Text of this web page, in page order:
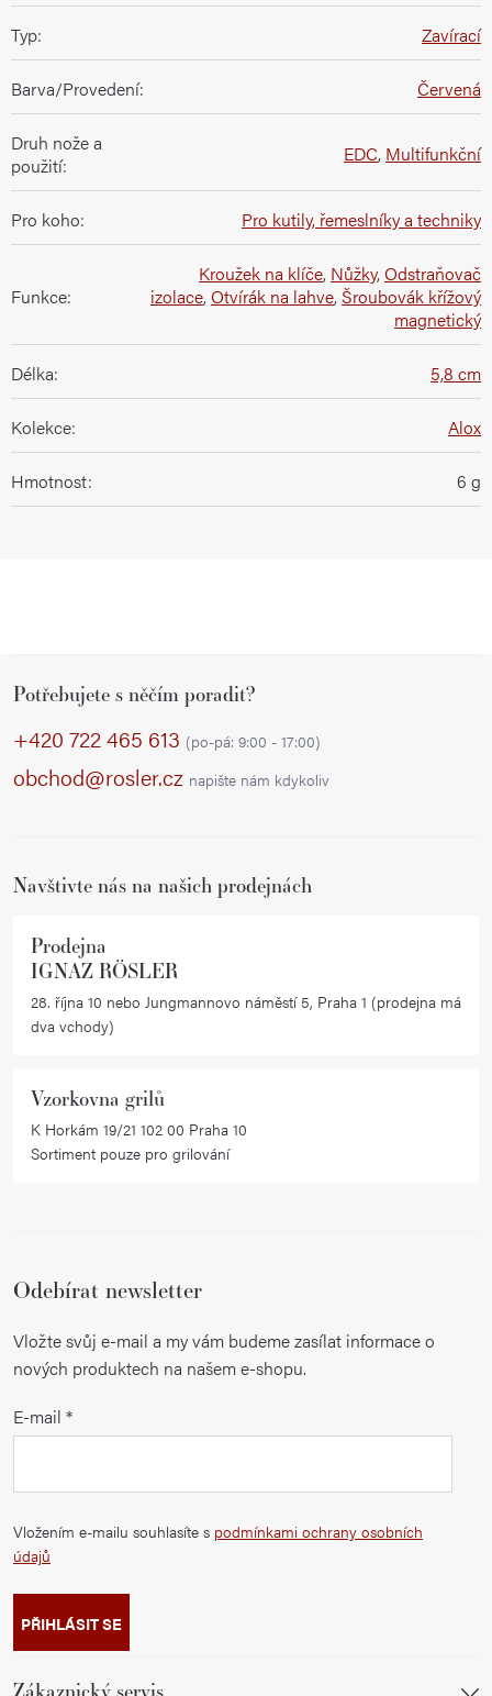
Typ: Zavírací
Barva/Provedení: Červená
Druh nože a
použití: EDC, Multifunkční
Pro koho: Pro kutily, řemeslníky a techniky
Funkce:
Kroužek na klíče, Nůžky,Odstraňovač
izolace,Otvírák na lahve, Šroubovák křížový
magnetický
Délka: 5,8 cm
Kolekce: Alox
Hmotnost: 6 g
Potřebujete s něčím poradit?
+420 722 465 613 (po-pá: 9:00 - 17:00)
obchod@rosler.cz napište nám kdykoliv
Navštivte nás na našich prodejnách
Prodejna
IGNAZ RÖSLER
28. října 10 nebo Jungmannovo náměstí 5, Praha 1 (prodejna má
dva vchody)
Vzorkovna grilů
K Horkám 19/21 102 00 Praha 10
Sortiment pouze pro grilování
Odebírat newsletter
Vložte svůj e-mail a my vám budeme zasílat informace o
nových produktech na našem e-shopu.
E-mail
Vložením e-mailu souhlasíte s podmínkami ochrany osobních
údajů
PŘIHLÁSIT SE
Zákaznický servis